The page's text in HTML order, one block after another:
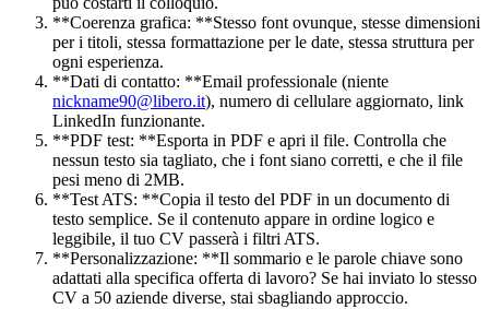
**Coerenza grafica: **Stesso font ovunque, stesse dimensioni
per i titoli, stessa formattazione per le date, stessa struttura per
ogni esperienza.
**Dati di contatto: **Email professionale (niente
nickname90@libero.it), numero di cellulare aggiornato, link
LinkedIn funzionante.
**PDF test: **Esporta in PDF e apri il file. Controlla che
nessun testo sia tagliato, che i font siano corretti, e che il file
pesi meno di 2MB.
**Test ATS: **Copia il testo del PDF in un documento di
testo semplice. Se il contenuto appare in ordine logico e
leggibile, il tuo CV passerà i filtri ATS.
**Personalizzazione: **Il sommario e le parole chiave sono
adattati alla specifica offerta di lavoro? Se hai inviato lo stesso
CV a 50 aziende diverse, stai sbagliando approccio.